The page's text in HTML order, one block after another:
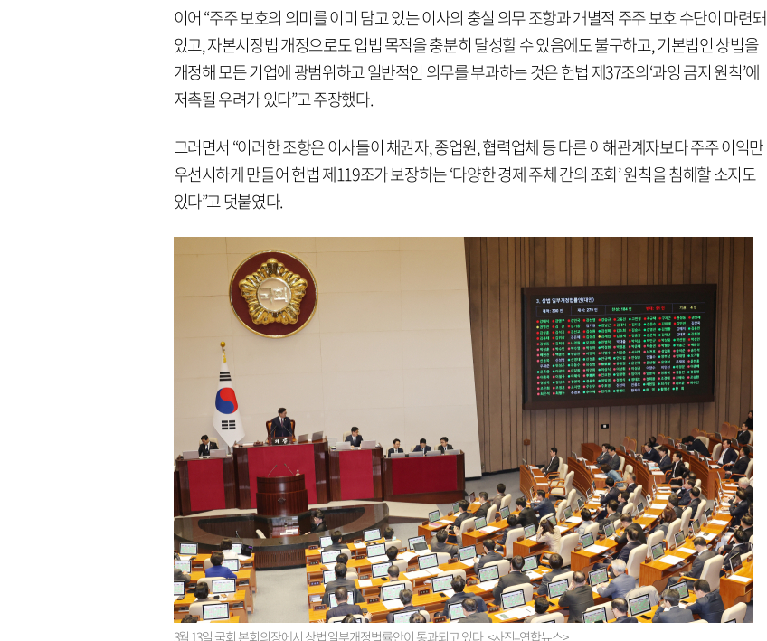
이어 “주주 보호의 의미를 이미 담고 있는 이사의 충실 의무 조항과 개별적 주주 보호 수단이 마련돼
있고, 자본시장법 개정으로도 입법 목적을 충분히 달성할 수 있음에도 불구하고, 기본법인 상법을
개정해 모든 기업에 광범위하고 일반적인 의무를 부과하는 것은 헌법 제37조의‘과잉 금지 원칙’에
저촉될 우려가 있다”고 주장했다.
그러면서 “이러한 조항은 이사들이 채권자, 종업원, 협력업체 등 다른 이해관계자보다 주주 이익만
우선시하게 만들어 헌법 제119조가 보장하는 ‘다양한 경제 주체 간의 조화’ 원칙을 침해할 소지도
있다”고 덧붙였다.
3월 13일 국회 본회의장에서 상법 일부개정법률안이 통과되고 있다. <사진=연합뉴스>